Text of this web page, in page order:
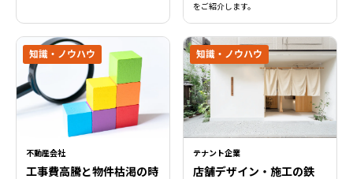
をご紹介します。
不動産会社
工事費高騰と物件枯渇の時
知識・ノウハウ
テナント企業
店舗デザイン・施工の鉄
知識・ノウハウ